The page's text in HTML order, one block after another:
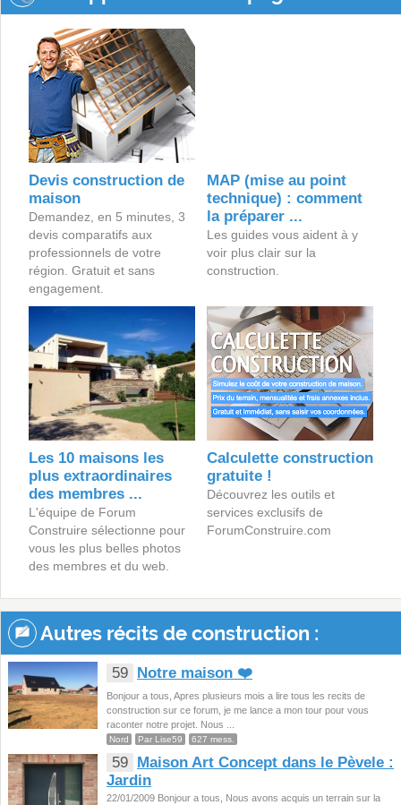
Devis construction de
maison
Demandez, en 5 minutes, 3
devis comparatifs aux
professionnels de votre
région. Gratuit et sans
engagement.
MAP (mise au point
technique) : comment
la préparer ...
Les guides vous aident à y
voir plus clair sur la
construction.
Les 10 maisons les
plus extraordinaires
des membres ...
L'équipe de Forum
Construire sélectionne pour
vous les plus belles photos
des membres et du web.
Calculette construction
gratuite !
Découvrez les outils et
services exclusifs de
ForumConstruire.com
Autres récits de construction :
59 Notre maison ❤️
Bonjour a tous, Apres plusieurs mois a lire tous les recits de
construction sur ce forum, je me lance a mon tour pour vous
raconter notre projet. Nous ...
Nord Par Lise59 627 mess.
59
Maison Art Concept dans le Pèvele :
Jardin
22/01/2009 Bonjour a tous, Nous avons acquis un terrain sur la